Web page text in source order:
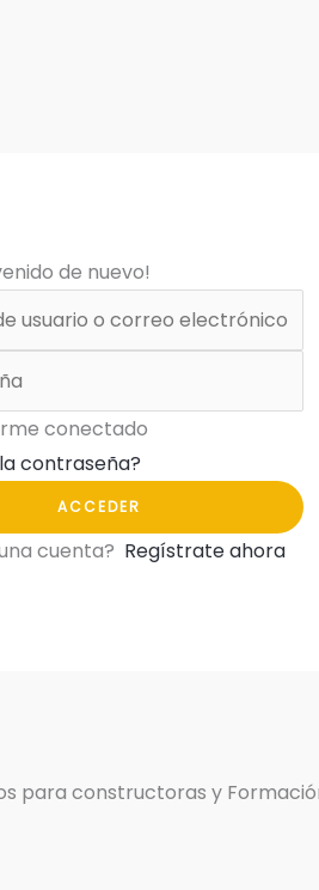
de nuevo!
conectado
contraseña?
ACCEDER
cuenta? Regístrate ahora
para constructoras y